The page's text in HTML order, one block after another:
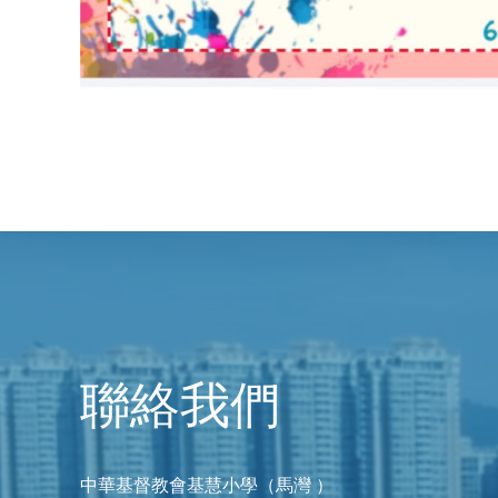
聯絡我們
中華基督教會基慧小學（馬灣 ）